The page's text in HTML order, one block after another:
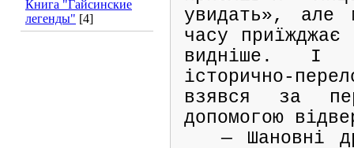
Книга "Гайсинские
легенды" [4]
увидать», але
часу
видніше. І
історично-
взявся за
допомогою
— Шановні